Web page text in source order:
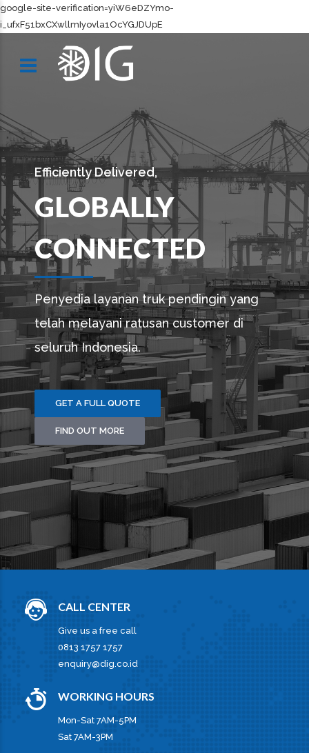
google-site-verification=yiW6eDZYmo-
i_ufxF51bxCXwllmIyovla1OcYGJDUpE
Efficiently Delivered,
GLOBALLY
CONNECTED
Penyedia layanan truk pendingin yang
telah melayani ratusan customer di
seluruh Indonesia.
GET A FULL QUOTE
FIND OUT MORE
CALL CENTER
Give us a free call
0813 1757 1757
enquiry@dig.co.id
WORKING HOURS
Mon-Sat 7AM-5PM
Sat 7AM-3PM